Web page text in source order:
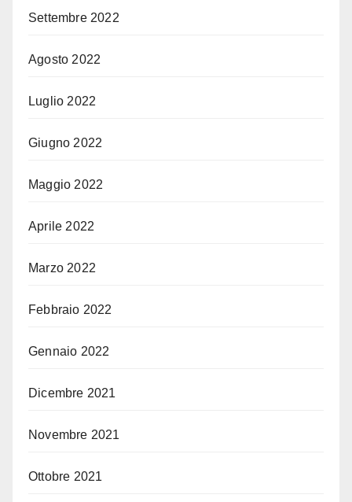
Settembre 2022
Agosto 2022
Luglio 2022
Giugno 2022
Maggio 2022
Aprile 2022
Marzo 2022
Febbraio 2022
Gennaio 2022
Dicembre 2021
Novembre 2021
Ottobre 2021